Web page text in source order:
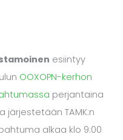
esiintyy
OOXOPN-kerhon
perjantaina
järjestetään TAMK:n
alkaa klo 9:00